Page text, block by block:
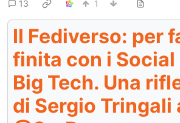
13 1
Il Fediverso: per
finita con i Social
Big Tech. Una
di Sergio Tringali